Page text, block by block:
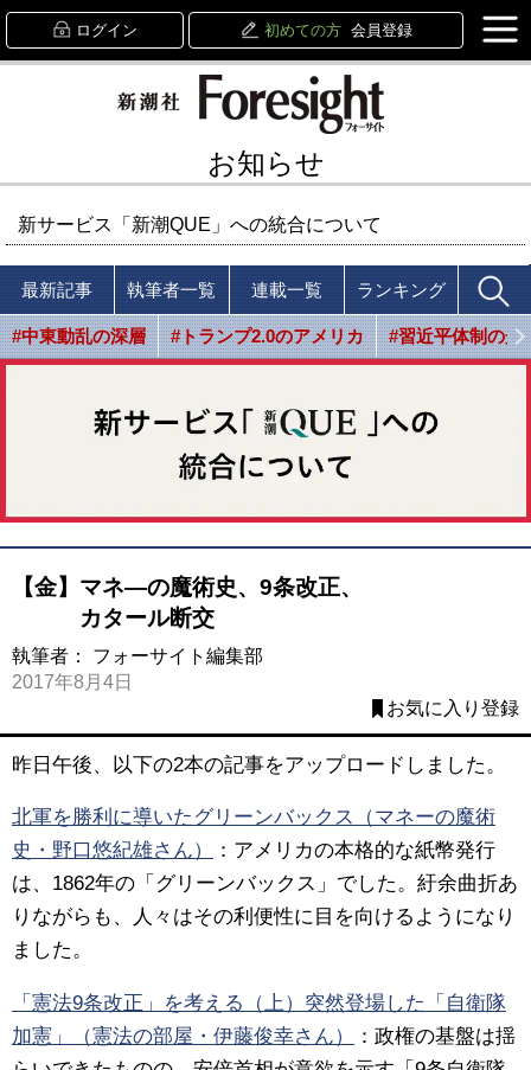
ログイン 初めての方 会員登録
お知らせ
新サービス「新潮QUE」への統合について
最新記事 執筆者一覧 連載一覧 ランキング
#中東動乱の深層 #トランプ2.0のアメリカ #習近平体制の光
【金】マネ―の魔術史、9条改正、
カタール断交
執筆者： フォーサイト編集部
2017年8月4日
お気に入り登録
昨日午後、以下の2本の記事をアップロードしました。
北軍を勝利に導いたグリーンバックス（マネーの魔術
史・野口悠紀雄さん）
：アメリカの本格的な紙幣発行
は、1862年の「グリーンバックス」でした。紆余曲折あ
りながらも、人々はその利便性に目を向けるようになり
ました。
「憲法9条改正」を考える（上）突然登場した「自衛隊
加憲」（憲法の部屋・伊藤俊幸さん）
：政権の基盤は揺